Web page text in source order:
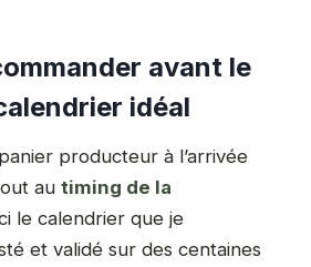
avant le
idéal
producteur à l’arrivée
au timing de la
le calendrier que je
et validé sur des centaines